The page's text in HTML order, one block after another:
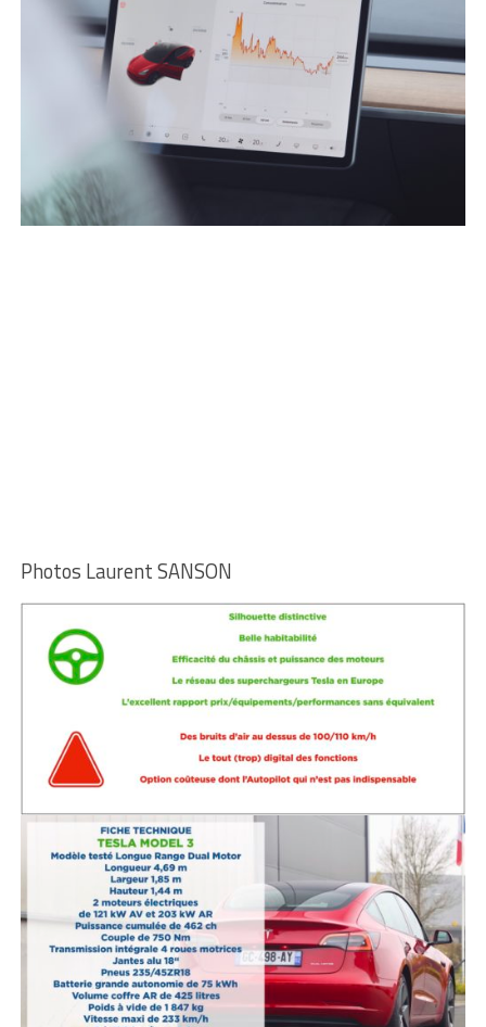
Photos Laurent SANSON